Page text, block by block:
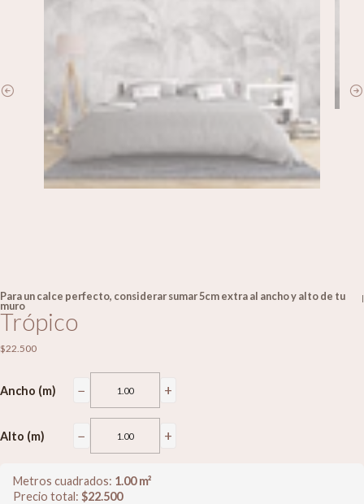
Para un calce perfecto, considerar sumar 5cm extra al ancho y alto de tu
muro
|
Trópico
$22.500
Ancho (m) − +
Alto (m) − +
Metros cuadrados: 1.00m²
Precio total: $22.500